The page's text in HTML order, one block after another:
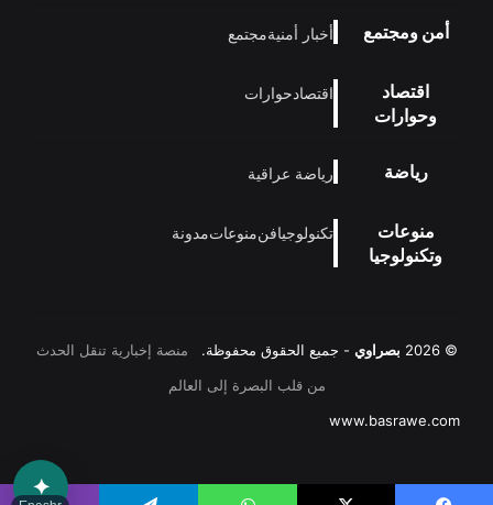
أمن ومجتمع أخبار أمنيةمجتمع
اقتصاد
وحوارات
اقتصادحوارات
رياضة رياضة عراقية
منوعات
وتكنولوجيا
تكنولوجيافنمنوعاتمدونة
© 2026 بصراوي - جميع الحقوق محفوظة.
منصة إخبارية تنقل الحدث
من قلب البصرة إلى العالم
www.basrawe.com
✦